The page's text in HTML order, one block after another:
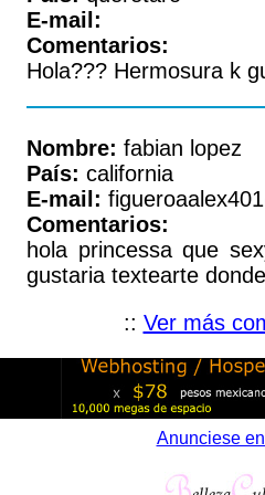
E-mail:
Comentarios:
Hola??? Hermosura k
Nombre: fabian lopez
País: california
E-mail:
Comentarios:
hola princessa que
gustaria textearte
:: Ver más
Anunciese